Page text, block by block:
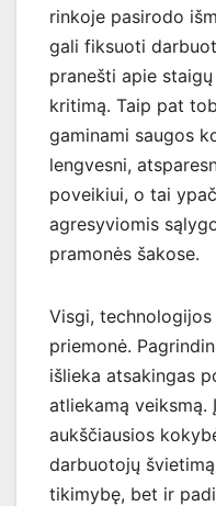
rinkoje pasirodo
gali fiksuoti
pranešti apie
kritimą. Taip pat
gaminami saugos
lengvesni,
poveikiui, o tai
agresyviomis
pramonės šakose.
Visgi,
priemonė.
išlieka atsakingas
atliekamą veiksmą.
aukščiausios
darbuotojų
tikimybę, bet ir